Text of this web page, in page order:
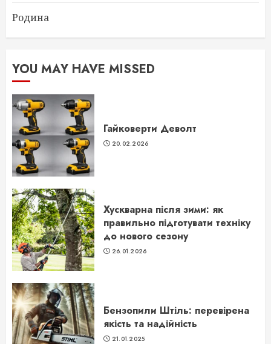
Родина
YOU MAY HAVE MISSED
Гайковерти Деволт
20.02.2026
Хускварна після зими: як
правильно підготувати техніку
до нового сезону
26.01.2026
Бензопили Штіль: перевірена
якість та надійність
21.01.2025